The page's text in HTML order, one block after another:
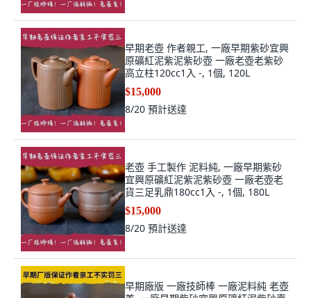
早期老壺 作者親工, 一廠早期紫砂宜興
原礦紅泥紫泥紫砂壺 一廠老壺老紫砂
高立柱120cc1入 -, 1個, 120L
$15,000
8/20 預計送達
老壺 手工製作 泥料純, 一廠早期紫砂
宜興原礦紅泥紫泥紫砂壺 一廠老壺老
貨三足乳鼎180cc1入 -, 1個, 180L
$15,000
8/20 預計送達
早期廠版 一廠技師棒 一廠泥料純 老壺